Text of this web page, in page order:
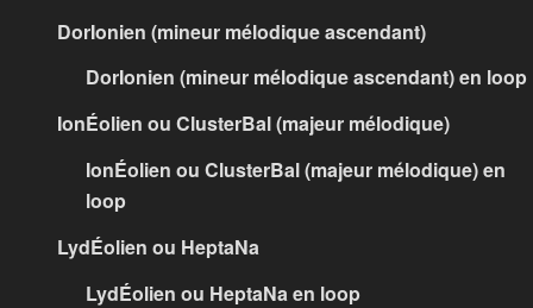
DorIonien (mineur mélodique ascendant)
DorIonien (mineur mélodique ascendant) en loop
IonÉolien ou ClusterBal (majeur mélodique)
IonÉolien ou ClusterBal (majeur mélodique) en
loop
LydÉolien ou HeptaNa
LydÉolien ou HeptaNa en loop